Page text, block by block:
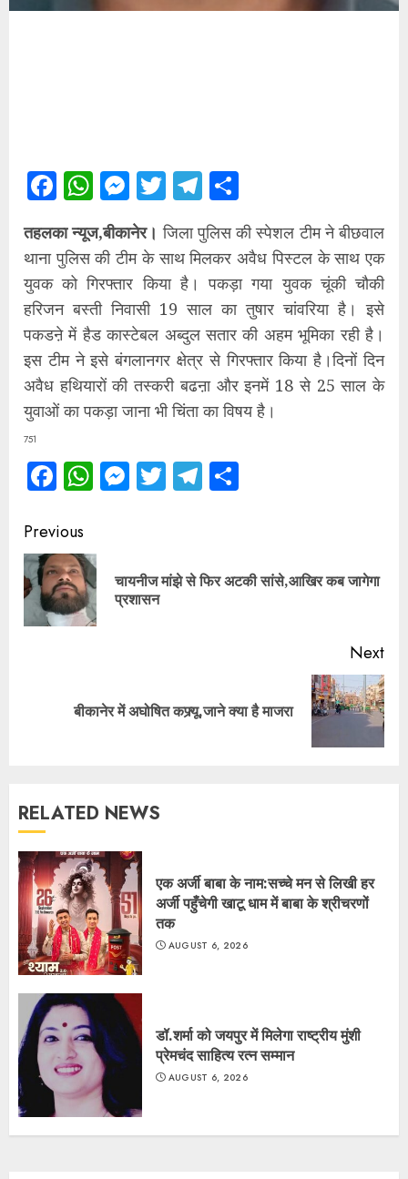
Facebook
WhatsApp
Messenger
TwitterTelegram
तहलका न्यूज,बीकानेर।जिला पुलिस की स्पेशल टीम ने बीछवाल
थाना पुलिस की टीम के साथ मिलकर अवैध पिस्टल के साथ एक
युवक को गिरफ्तार किया है। पकड़ा गया युवक चूंकी चौकी
हरिजन बस्ती निवासी 19 साल का तुषार चांवरिया है। इसे
पकडऩे में हैड कास्टेबल अब्दुल सतार की अहम भूमिका रही है।
इस टीम ने इसे बंगलानगर क्षेत्र से गिरफ्तार किया है।दिनों दिन
अवैध हथियारों की तस्करी बढऩा और इनमें 18 से 25 साल के
युवाओं का पकड़ा जाना भी चिंता का विषय है।
751
Facebook
WhatsApp
Messenger
TwitterTelegram
Continue
Reading
Previous
चायनीज मांझे से फिर अटकी सांसे,आखिर कब जागेगा
प्रशासन
Next
बीकानेर में अघोषित कफ्र्यू,जाने क्या है माजरा
RELATED NEWS
एक अर्जी बाबा के नाम:सच्चे मन से लिखी हर
अर्जी पहुँचेगी खाटू धाम में बाबा के श्रीचरणों
तक
AUGUST 6, 2026
डॉ.शर्मा को जयपुर में मिलेगा राष्ट्रीय मुंशी
प्रेमचंद साहित्य रत्न सम्मान
AUGUST 6, 2026